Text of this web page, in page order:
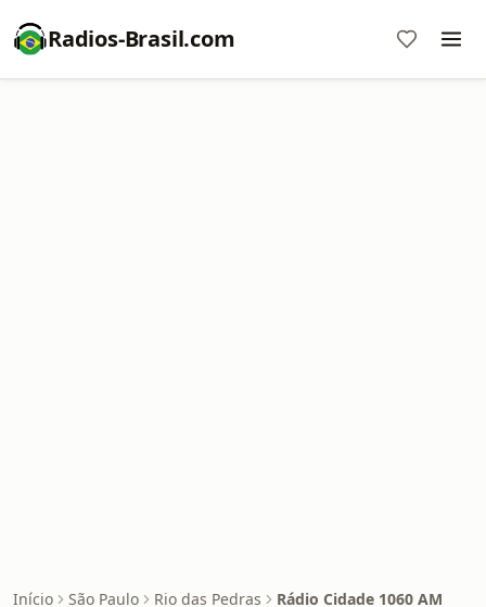
Radios-Brasil.com
Início São Paulo Rio das Pedras Rádio Cidade 1060 AM